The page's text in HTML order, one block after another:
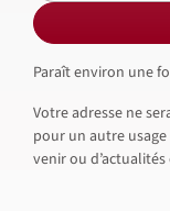
Paraît environ une
Votre adresse ne
pour un autre
venir ou